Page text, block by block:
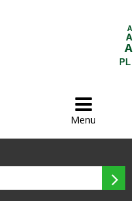
A
A
A
PL

Menu
